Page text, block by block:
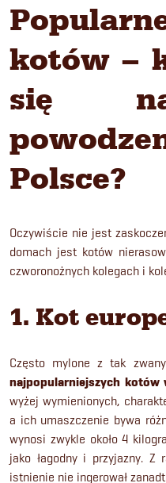
kotów –
się
Polsce?
Oczywiście nie jest
domach jest kotów
czworonożnych kolegach i
1. Kot
Często mylone z tak
najpopularniejszych kotów
wyżej wymienionych,
a ich umaszczenie bywa
wynosi zwykle około 4
jako łagodny i przyjazny.
istnienie nie ingerował